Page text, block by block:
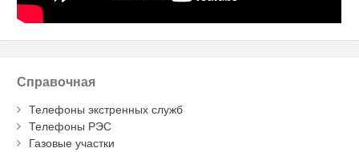
Справочная
Телефоны экстренных служб
Телефоны РЭС
Газовые участки